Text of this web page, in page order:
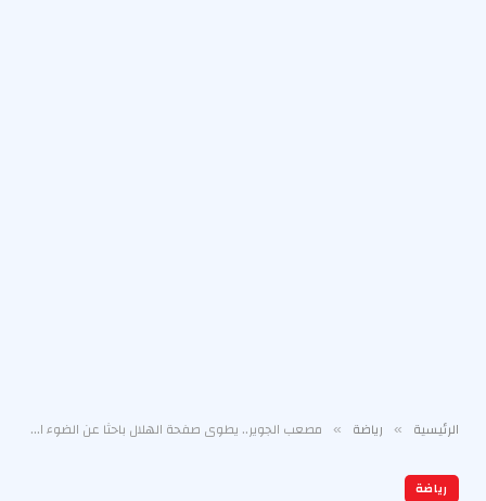
الرئيسية » رياضة » مصعب الجوير.. يطوي صفحة الهلال باحثًا عن الضوء الذي يليق بموهبته
رياضة